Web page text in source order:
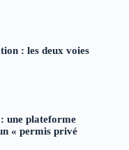
: les deux voies
une plateforme
« permis privé